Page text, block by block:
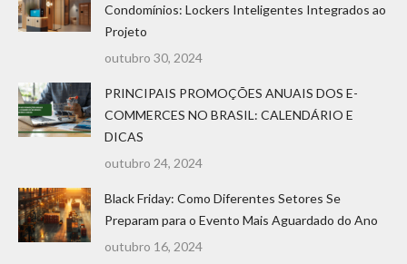
Condomínios: Lockers Inteligentes Integrados ao
Projeto
outubro 30, 2024
PRINCIPAIS PROMOÇÕES ANUAIS DOS E-
COMMERCES NO BRASIL: CALENDÁRIO E
DICAS
outubro 24, 2024
Black Friday: Como Diferentes Setores Se
Preparam para o Evento Mais Aguardado do Ano
outubro 16, 2024